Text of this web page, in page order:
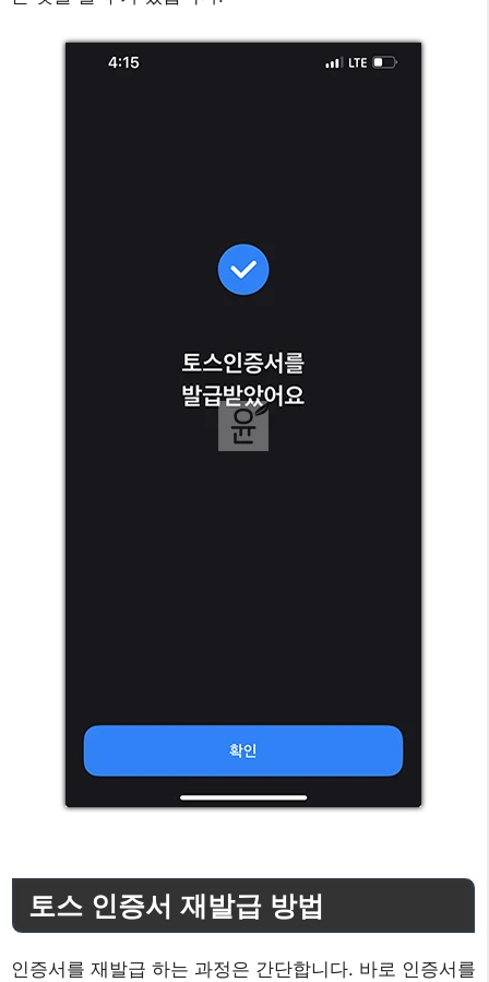
토스 인증서 재발급 방법
인증서를 재발급 하는 과정은 간단합니다. 바로 인증서를